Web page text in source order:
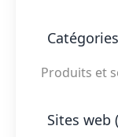
Produits et
Sites web